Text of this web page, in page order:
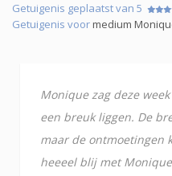
Getuigenis geplaatst van 5
Getuigenis voormedium
Monique zag deze
een breuk liggen. De
maar de ontmoetingen
heeeel blij met